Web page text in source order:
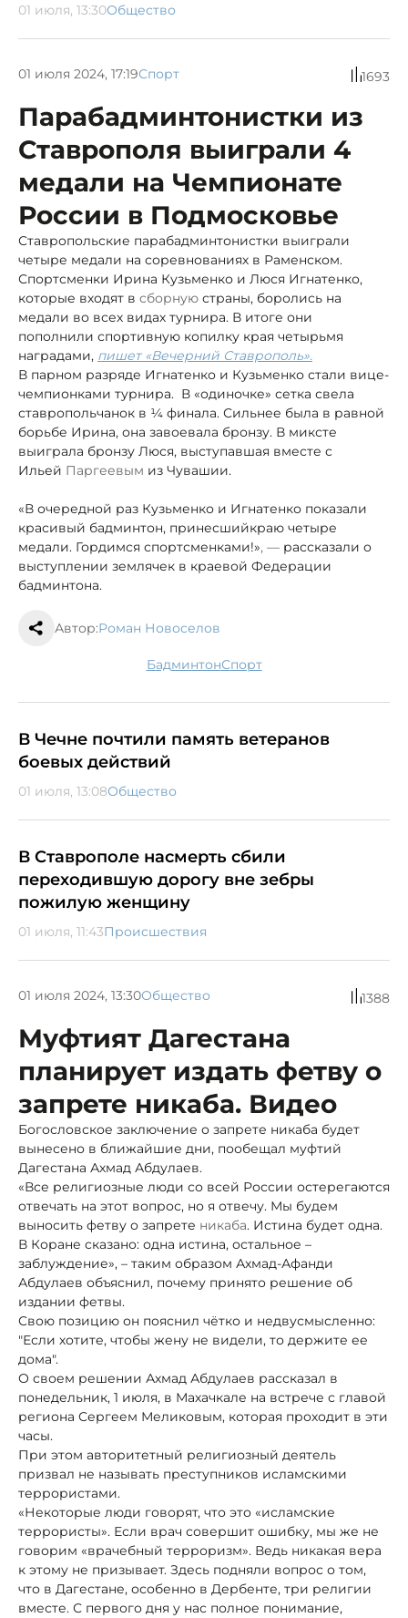
01 июля, 13:30Общество
01 июля 2024, 17:19Спорт 1693
Парабадминтонистки из
Ставрополя выиграли 4
медали на Чемпионате
России в Подмосковье
Ставропольские парабадминтонистки выиграли
четыре медали на соревнованиях в Раменском.
Спортсменки Ирина Кузьменко и Люся Игнатенко,
которые входят в сборную страны, боролись на
медали во всех видах турнира. В итоге они
пополнили спортивную копилку края четырьмя
наградами, пишет «Вечерний Ставрополь».
В парном разряде Игнатенко и Кузьменко стали вице-
чемпионками турнира. В «одиночке» сетка свела
ставропольчанок в 1⁄4 финала. Сильнее была в равной
борьбе Ирина, она завоевала бронзу. В миксте
выиграла бронзу Люся, выступавшая вместе с
Ильей Паргеевым из Чувашии.
«В очередной раз Кузьменко и Игнатенко показали
красивый бадминтон, принесшийкраю четыре
медали. Гордимся спортсменками!», — рассказали о
выступлении землячек в краевой Федерации
бадминтона.
Автор:Роман Новоселов
бадминтон спорт
В Чечне почтили память ветеранов
боевых действий
01 июля, 13:08Общество
В Ставрополе насмерть сбили
переходившую дорогу вне зебры
пожилую женщину
01 июля, 11:43Происшествия
01 июля 2024, 13:30Общество 1388
Муфтият Дагестана
планирует издать фетву о
запрете никаба. Видео
Богословское заключение о запрете никаба будет
вынесено в ближайшие дни, пообещал муфтий
Дагестана Ахмад Абдулаев.
«Все религиозные люди со всей России остерегаются
отвечать на этот вопрос, но я отвечу. Мы будем
выносить фетву о запрете никаба. Истина будет одна.
В Коране сказано: одна истина, остальное –
заблуждение», – таким образом Ахмад-Афанди
Абдулаев объяснил, почему принято решение об
издании фетвы.
Свою позицию он пояснил чётко и недвусмысленно:
"Если хотите, чтобы жену не видели, то держите ее
дома".
О своем решении Ахмад Абдулаев рассказал в
понедельник, 1 июля, в Махачкале на встрече с главой
региона Сергеем Меликовым, которая проходит в эти
часы.
При этом авторитетный религиозный деятель
призвал не называть преступников исламскими
террористами.
«Некоторые люди говорят, что это «исламские
террористы». Если врач совершит ошибку, мы же не
говорим «врачебный терроризм». Ведь никакая вера
к этому не призывает. Здесь подняли вопрос о том,
что в Дагестане, особенно в Дербенте, три религии
вместе. С первого дня у нас полное понимание,